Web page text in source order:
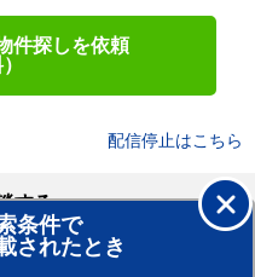
件探しを依頼
配信停止はこちら
条件で
されたとき
する